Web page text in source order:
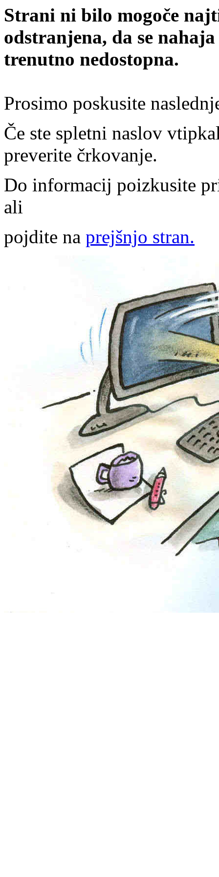
Strani ni bilo mogoče
odstranjena, da se
trenutno nedostopna.
Prosimo poskusite
Če ste spletni naslov
preverite črkovanje.
Do informacij poizkusite
ali
pojdite na prejšnjo stran.